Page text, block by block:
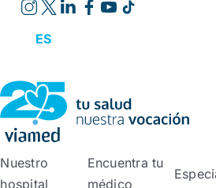
ES
Nuestro
hospital
Encuentra tu
médico